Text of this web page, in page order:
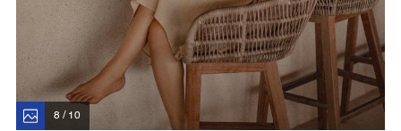
8 / 10